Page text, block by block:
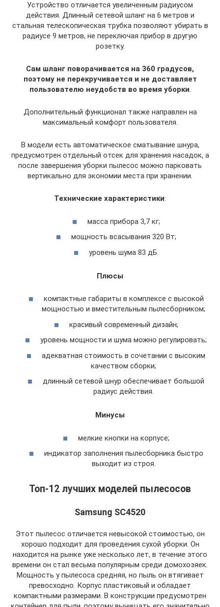
Устройство отличается увеличенным радиусом
действия. Длинный сетевой шланг на 6 метров и
стальная телескопическая трубка позволяют убирать в
радиусе 9 метров, не переключая прибор в другую
розетку.
Сам шланг поворачивается на 360 градусов,
поэтому не перекручивается и не доставляет
пользователю неудобств во время уборки.
Дополнительный функционал также направлен на
максимальный комфорт пользователя.
В модели есть автоматическое сматывание шнура,
предусмотрен отдельный отсек для хранения насадок, а
после завершения уборки пылесос можно парковать
вертикально для экономии места при хранении.
Технические характеристики:
масса прибора 3,7 кг;
мощность всасывания 320 Вт;
уровень шума 83 дБ.
Плюсы
компактные габариты в комплексе с высокой
мощностью и вместительным пылесборником;
красивый современный дизайн;
уровень мощности и шума можно регулировать;
адекватная стоимость в сочетании с высоким
качеством сборки;
длинный сетевой шнур обеспечивает большой
радиус действия.
Минусы
мелкие кнопки на корпусе;
индикатор заполнения пылесборника быстро
выходит из строя.
Топ-12 лучших моделей пылесосов
Samsung SC4520
Этот пылесос отличается невысокой стоимостью, он
хорошо подходит для проведения сухой уборки. Он
находится на рынке уже несколько лет, в течение этого
времени он стал весьма популярным среди домохозяек.
Мощность у пылесоса средняя, но пыль он втягивает
превосходно. Корпус пластиковый и обладает
компактными размерами. В конструкции предусмотрен